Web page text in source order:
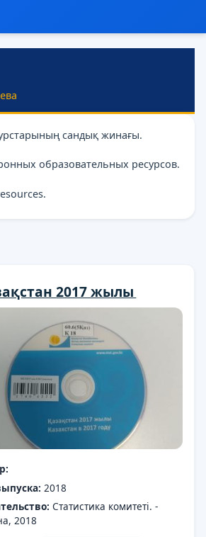
сандық жинағы.
образовательных ресурсов.
2017 жылы
2018
Статистика комитеті. -
2018